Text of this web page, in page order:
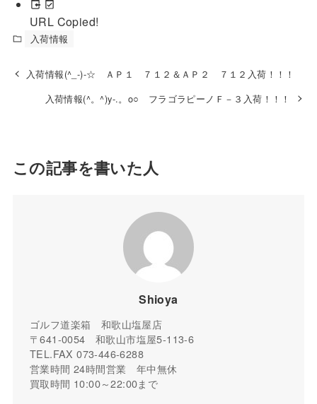
URL Copied!
入荷情報
入荷情報(^_-)-☆ ＡＰ１ ７１２＆ＡＰ２ ７１２入荷！！！
入荷情報(^。^)y-.。o○ フラゴラピーノＦ－３入荷！！！
この記事を書いた人
Shioya
ゴルフ道楽箱 和歌山塩屋店
〒641-0054 和歌山市塩屋5-113-6
TEL.FAX 073-446-6288
営業時間 24時間営業 年中無休
買取時間 10:00～22:00まで